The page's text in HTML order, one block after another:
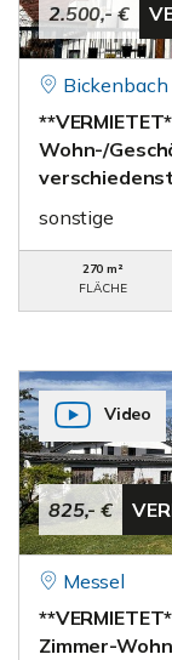
2.500,- €
Bickenbach
Wohn-/
sonstige
270 m²
FLÄCHE
825,- €
Video
Messel
Zimmer-